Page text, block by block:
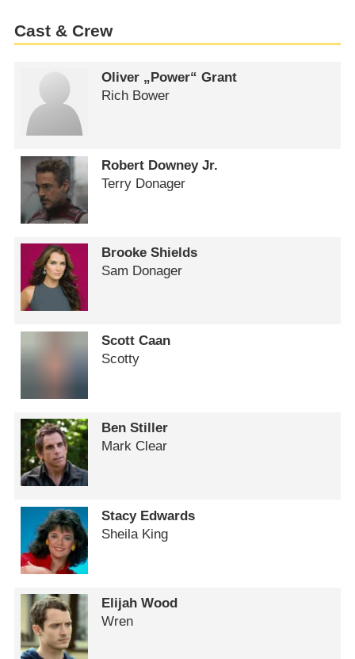
Cast & Crew
Oliver „Power“ Grant
Rich Bower
Robert Downey Jr.
Terry Donager
Brooke Shields
Sam Donager
Scott Caan
Scotty
Ben Stiller
Mark Clear
Stacy Edwards
Sheila King
Elijah Wood
Wren